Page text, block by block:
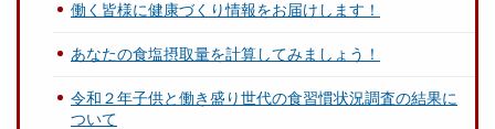
働く皆様に健康づくり情報をお届けします！
あなたの食塩摂取量を計算してみましょう！
令和２年子供と働き盛り世代の食習慣状況調査の結果に
ついて